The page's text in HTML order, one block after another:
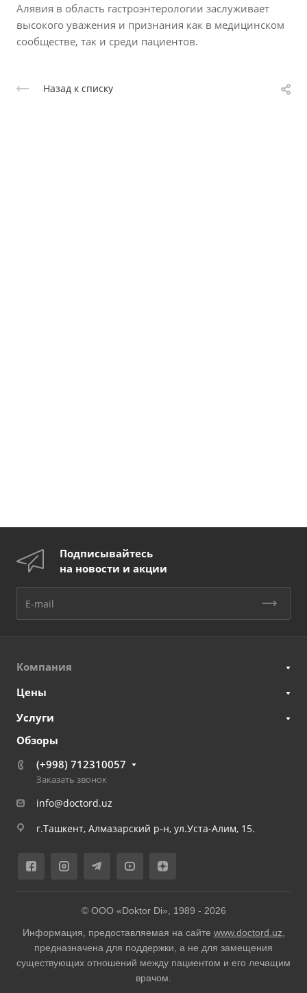
Алявия в область гастроэнтерологии заслуживает
высокого уважения и признания как в медицинском
сообществе, так и среди пациентов.
Назад к списку
Подписывайтесь
на новости и акции
Компания
Цены
Услуги
Обзоры
(+998) 712310057
Заказать звонок
info@doctord.uz
г.Ташкент, Алмазарский р-н, ул.Уста-Алим, 15.
© ООО «Doktor Di», 1989 - 2026
Информация, предоставляемая на сайте www.doctord.uz
предназначена для поддержки, а не для замещения
существующих отношений между пациентом и его лечащим
врачом.